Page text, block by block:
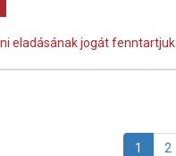
eladásának jogát fenntartjuk.
1 2